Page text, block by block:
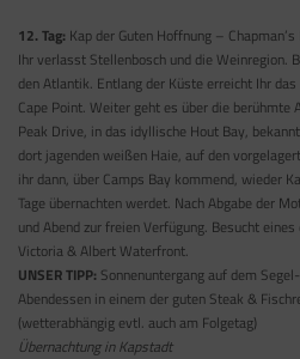
12. Tag: Kap der Guten Hoffnung –
Ihr verlasst Stellenbosch und die Weinregion.
den Atlantik. Entlang der Küste erreicht Ihr
Cape Point. Weiter geht es über die berühmte
Peak Drive, in das idyllische Hout Bay,
dort jagenden weißen Haie, auf den
ihr dann, über Camps Bay kommend, wieder
Tage übernachten werdet. Nach Abgabe der
und Abend zur freien Verfügung. Besucht
Victoria & Albert Waterfront.
UNSER TIPP: Sonnenuntergang auf dem
Abendessen in einem der guten Steak &
(wetterabhängig evtl. auch am Folgetag)
Übernachtung in Kapstadt